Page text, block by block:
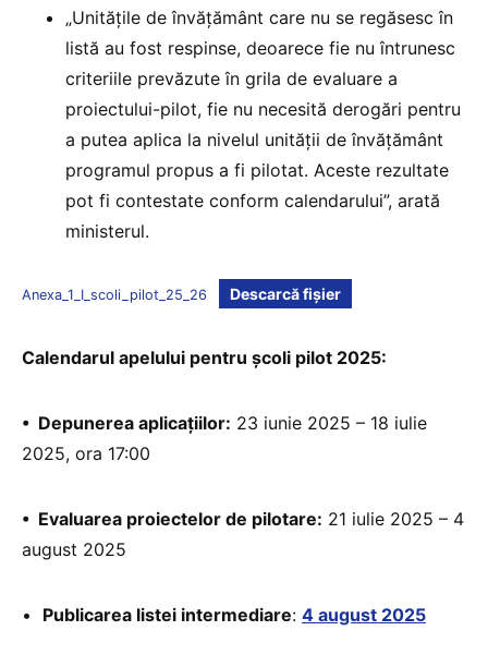
„Unitățile de învățământ care nu se regăsesc în
listă au fost respinse, deoarece fie nu întrunesc
criteriile prevăzute în grila de evaluare a
proiectului-pilot, fie nu necesită derogări pentru
a putea aplica la nivelul unității de învățământ
programul propus a fi pilotat. Aceste rezultate
pot fi contestate conform calendarului”, arată
ministerul.
Anexa_1_I_scoli_pilot_25_26 Descarcă fișier
Calendarul apelului pentru școli pilot 2025:
• Depunerea aplicațiilor: 23 iunie 2025 – 18 iulie
2025, ora 17:00
• Evaluarea proiectelor de pilotare: 21 iulie 2025 – 4
august 2025
• Publicarea listei intermediare: 4 august 2025